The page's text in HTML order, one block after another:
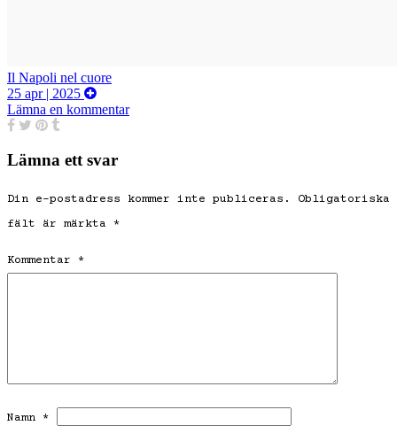
Il Napoli nel cuore
25 apr | 2025
Lämna en kommentar
Lämna ett svar
Din e-postadress kommer inte publiceras.
Obligatoriska
fält är märkta *
Kommentar *
Namn *